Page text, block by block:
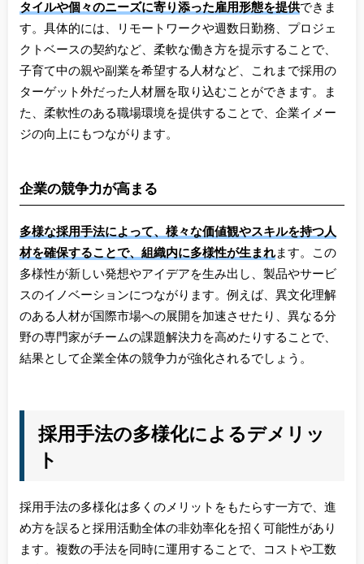
タイルや個々のニーズに寄り添った雇用形態を提供できま
す。具体的には、リモートワークや週数日勤務、プロジェ
クトベースの契約など、柔軟な働き方を提示することで、
子育て中の親や副業を希望する人材など、これまで採用の
ターゲット外だった人材層を取り込むことができます。ま
た、柔軟性のある職場環境を提供することで、企業イメー
ジの向上にもつながります。
企業の競争力が高まる
多様な採用手法によって、様々な価値観やスキルを持つ人
材を確保することで、組織内に多様性が生まれます。この
多様性が新しい発想やアイデアを生み出し、製品やサービ
スのイノベーションにつながります。例えば、異文化理解
のある人材が国際市場への展開を加速させたり、異なる分
野の専門家がチームの課題解決力を高めたりすることで、
結果として企業全体の競争力が強化されるでしょう。
採用手法の多様化によるデメリッ
ト
採用手法の多様化は多くのメリットをもたらす一方で、進
め方を誤ると採用活動全体の非効率化を招く可能性があり
ます。複数の手法を同時に運用することで、コストや工数